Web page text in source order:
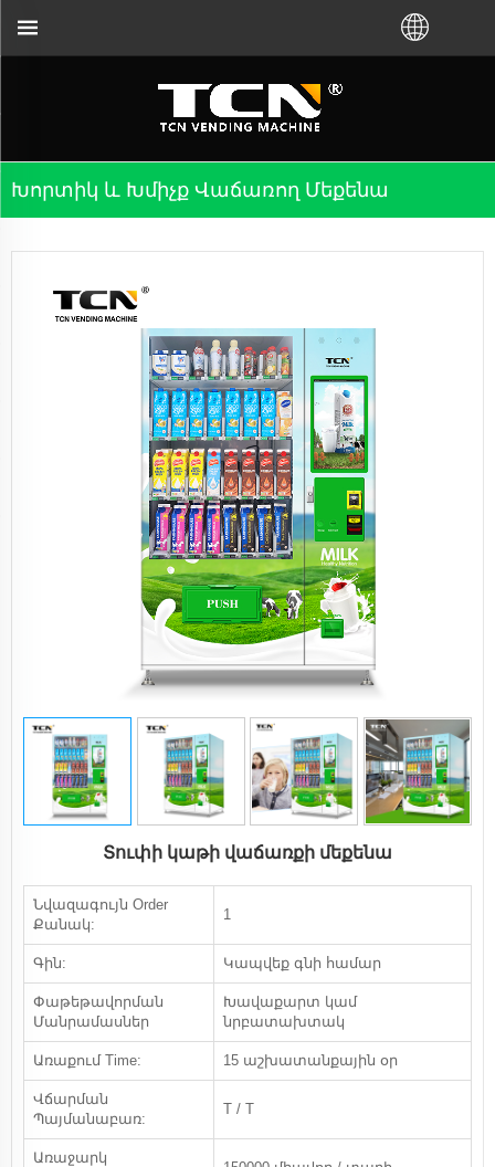
Խորտիկ ԵՒ Խմիչք Վաճառող Մեքենա
Տուփի կաթի վաճառքի մեքենա
Նվազագույն Order
Քանակ:
1
Գին: Կապվեք գնի համար
Փաթեթավորման
Մանրամասներ
Խավաքարտ կամ
նրբատախտակ
Առաքում Time: 15 աշխատանքային օր
Վճարման
Պայմանաբառ:
T / T
Առաջարկ
և անսարքությունների